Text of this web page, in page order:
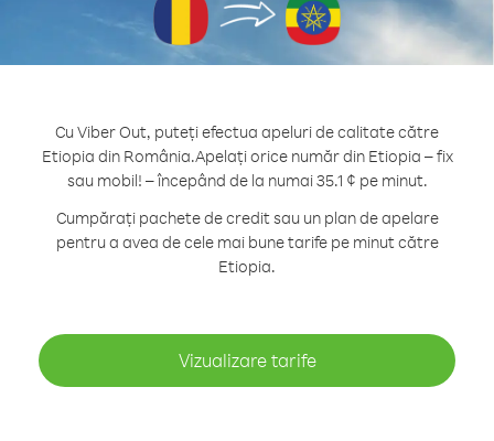
Cu Viber Out, puteți efectua apeluri de calitate către
Etiopia din România.Apelați orice număr din Etiopia – fix
sau mobil! – începând de la numai 35.1 ¢ pe minut.
Cumpărați pachete de credit sau un plan de apelare
pentru a avea de cele mai bune tarife pe minut către
Etiopia.
Vizualizare tarife